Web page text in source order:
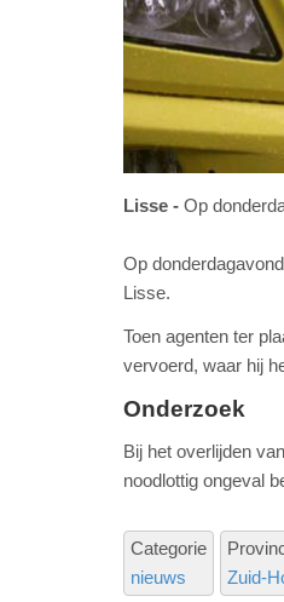
Lisse Op
Op
Lisse.
Toen agenten ter
vervoerd, waar hij
Onderzoek
Bij het overlijden
noodlottig ongeval
Categorie
nieuws
Zuid-